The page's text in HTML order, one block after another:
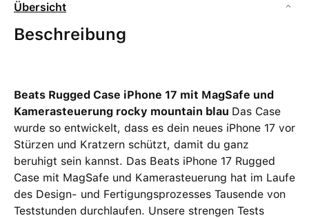
Übersicht
Beschreibung
Beats Rugged Case iPhone 17 mit MagSafe und
Kamerasteuerung rocky mountain blau Das Case
wurde so entwickelt, dass es dein neues iPhone 17 vor
Stürzen und Kratzern schützt, damit du ganz
beruhigt sein kannst. Das Beats iPhone 17 Rugged
Case mit MagSafe und Kamerasteuerung hat im Laufe
des Design‑ und Fertigungs­prozesses Tausende von
Teststunden durchlaufen. Unsere strengen Tests